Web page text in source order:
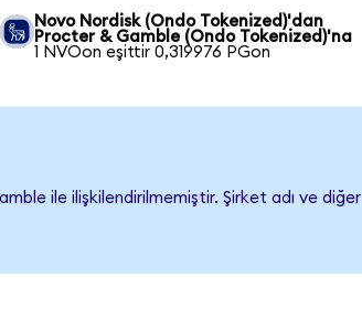
Novo Nordisk (Ondo Tokenized)'dan
Procter & Gamble (Ondo Tokenized)'na
1 NVOon eşittir 0,319976 PGon
ile ilişkilendirilmemiştir. Şirket adı ve diğer